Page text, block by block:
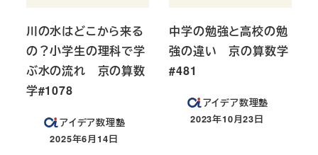
川の水はどこから来る
の？小学生の理科で学
ぶ水の流れ 京の算数
学#1078
アイデア数理塾
投稿日
2025年6月14日
中学の勉強と高校の勉
強の違い 京の算数学
#481
アイデア数理塾
投稿日
2023年10月23日